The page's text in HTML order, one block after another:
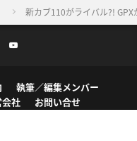
社 お問い合せ
All rights reserved.